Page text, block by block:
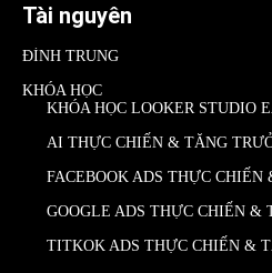
Tài nguyên
ĐÌNH TRUNG
KHÓA HỌC
KHÓA HỌC LOOKER STUDIO
AI THỰC CHIẾN & TĂNG
FACEBOOK ADS THỰC CHIẾN
GOOGLE ADS THỰC CHIẾN &
TITKOK ADS THỰC CHIẾN &